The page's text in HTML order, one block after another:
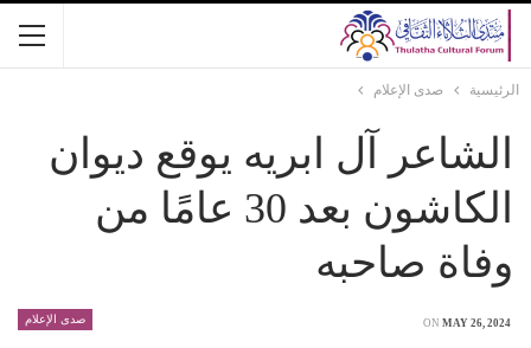
الرئيسية صدى الإعلام
الشاعر آل ابريه يوقع ديوان
الكاشون بعد 30 عامًا من
وفاة صاحبه
صدى الإعلام ON MAY 26, 2024